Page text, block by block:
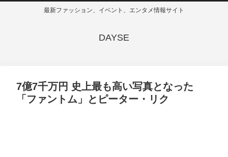
最新ファッション、イベント、エンタメ情報サイト
DAYSE
7億7千万円 史上最も高い写真となった
「ファントム」とピーター・リク